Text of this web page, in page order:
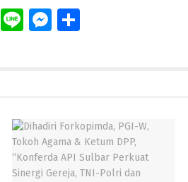
M
Li
M
g
er